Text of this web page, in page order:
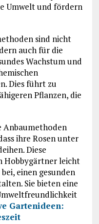
Umwelt und fördern
sind nicht
auch für die
Wachstum und
Dies führt zu
Pflanzen, die
Anbaumethoden
ihre Rosen unter
Diese
Hobbygärtner leicht
einen gesunden
Sie bieten eine
Gartenideen: